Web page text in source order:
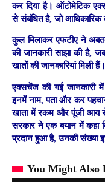
कर दिया है। ऑटोमेटिक
से संबंधित है, जो आधिकारिक
कुल मिलाकर एफटीए ने
की जानकारी साझा की है,
खातों की जानकारियां मिली हैं।
एक्सचेंज की गई जानकारी में
इनमें नाम, पता और कर
खाता में रकम और पूंजी आय
सरकार ने एक बयान में कहा
प्रदान हुआ है, उनकी
You Might Also